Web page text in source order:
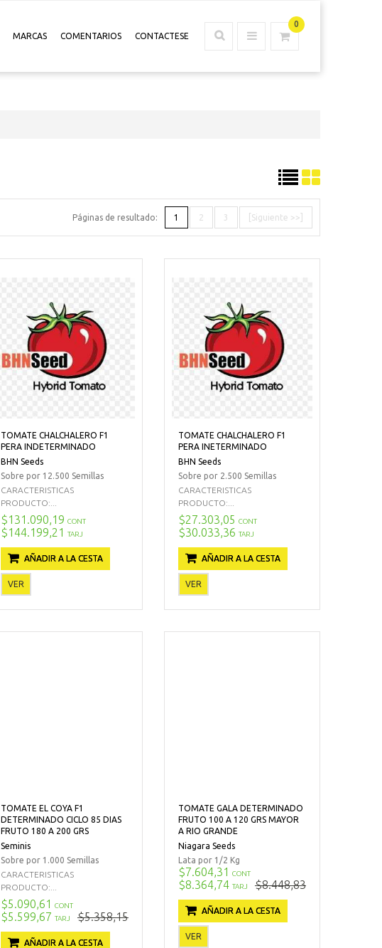
MARCAS COMENTARIOS CONTACTESE
0
1 2 3 [Siguiente >>]
Páginas de resultado:
TOMATE CHALCHALERO F1
PERA INDETERMINADO
BHN Seeds
Sobre por 12.500 Semillas
CARACTERISTICAS
PRODUCTO:...
$131.090,19 CONT
$144.199,21 TARJ
AÑADIR A LA CESTA
VER
TOMATE CHALCHALERO F1
PERA INETERMINADO
BHN Seeds
Sobre por 2.500 Semillas
CARACTERISTICAS
PRODUCTO:...
$27.303,05 CONT
$30.033,36 TARJ
AÑADIR A LA CESTA
VER
TOMATE EL COYA F1
DETERMINADO CICLO 85 DIAS
FRUTO 180 A 200 GRS
Seminis
Sobre por 1.000 Semillas
CARACTERISTICAS
PRODUCTO:...
$5.090,61 CONT
$5.599,67 TARJ $5.358,15
AÑADIR A LA CESTA
TOMATE GALA DETERMINADO
FRUTO 100 A 120 GRS MAYOR
A RIO GRANDE
Niagara Seeds
Lata por 1/2 Kg
$7.604,31 CONT
$8.364,74 TARJ $8.448,83
AÑADIR A LA CESTA
VER